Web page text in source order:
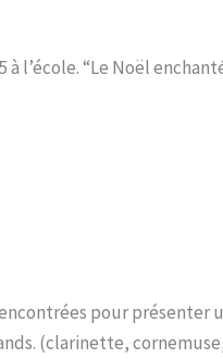
l’école. “Le Noël
pour
(clarinette,